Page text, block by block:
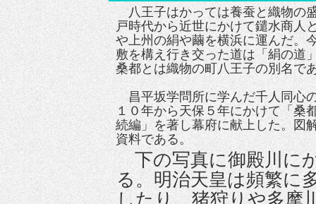
八王子はかっては養蚕と織物の
戸時代から近世にかけて鑓水商人
や上州の絹や繭を横浜に運んだ。
敷を構え行き交った道は「絹の道
桑都とは織物の町八王子の別名で
昌平坂学問所に学んだ千人同心
１０年から天保５年にかけて「桑
続編」を著し幕府に献上した。図
資料である。
下の写真に御殿川に
る。明治天皇は頻繁に
したり、猪狩りや多摩